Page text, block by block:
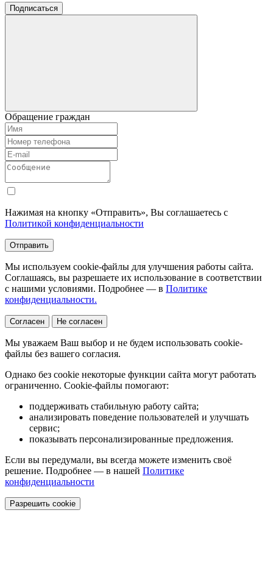
Подписаться
Обращение граждан
Нажимая на кнопку «Отправить», Вы соглашаетесь с
Политикой конфиденциальности
Отправить
Мы используем cookie-файлы для улучшения работы сайта.
Соглашаясь, вы разрешаете их использование в соответствии
с нашими условиями. Подробнее — в Политике
конфиденциальности.
Согласен Не согласен
Мы уважаем Ваш выбор и не будем использовать cookie-
файлы без вашего согласия.
Однако без cookie некоторые функции сайта могут работать
ограниченно. Cookie-файлы помогают:
поддерживать стабильную работу сайта;
анализировать поведение пользователей и улучшать
сервис;
показывать персонализированные предложения.
Если вы передумали, вы всегда можете изменить своё
решение. Подробнее — в нашей Политике
конфиденциальности
Разрешить cookie